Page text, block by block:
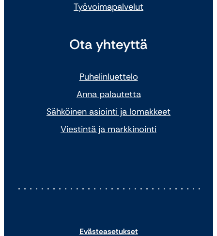
Työvoimapalvelut
Ota yhteyttä
Puhelinluettelo
Anna palautetta
Sähköinen asiointi ja lomakkeet
Viestintä ja markkinointi
Evästeasetukset